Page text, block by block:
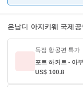
은남디 아지키웨 국제
독점 항공편 특가
포트 하커트 - 아
US$ 100.8